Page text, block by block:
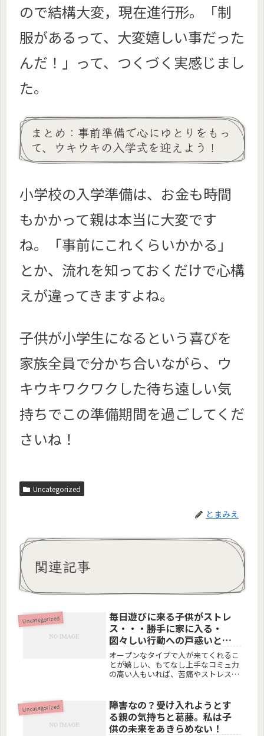
ので結構大変，現在進行形。「制
服があるって、大変嬉しい事だった
んだ！」って、つくづく実感じまし
た。
まとめ：事前準備で心にゆとりをもっ
て、ウキウキの入学式を迎えよう！
小学校の入学準備は、お金も時間
もかかって親は本当に大変です
ね。「事前にこれくらいかかる」
とか、流れを知っておくだけで心構
えが違ってきますよね。
子供が小学生になるという喜びを
家族全員で分かち合いながら、 ウ
キウキワクワクした待ち遠しい気
持ちでこの準備期間を過ごしてくだ
さいね！
Uncategorized
とまみえ
関連記事
Uncategorized
毎日遊びに来る子供がストレ
ス・・・勝手に家に入る・
図々しい行動への戸惑いと対
策
オープンなタイプで人が来てくれるこ
とが嬉しい、もてなし上手なコミュ力
の高い人もいれば、苦痛やストレスに
苦痛に感じてしまうタイプです。部屋
に他人が入ってくることがすごいスト
レ...
Uncategorized
障害なの？受け入れようとす
る親の気持ちと葛藤。私は子
供の未来をあきらめない！